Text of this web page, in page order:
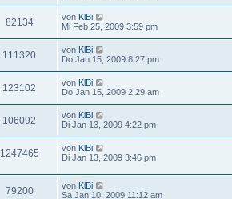
82134 von KlBi
Mi Feb 25, 2009 3:59 pm
111320 von KlBi
Do Jan 15, 2009 8:27 pm
123102 von KlBi
Do Jan 15, 2009 2:29 am
106092 von KlBi
Di Jan 13, 2009 4:22 pm
1247465 von KlBi
Di Jan 13, 2009 3:46 pm
79200 von KlBi
Sa Jan 10, 2009 11:12 am